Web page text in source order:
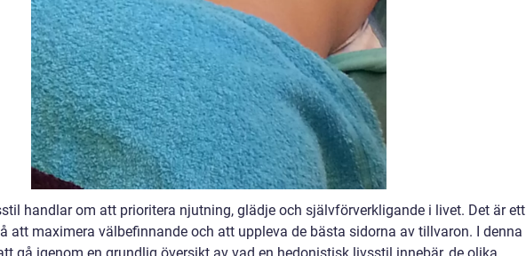
handlar om att prioritera njutning, glädje och självförverkligande i livet. Det är ett
att maximera välbefinnande och att uppleva de bästa sidorna av tillvaron. I denna